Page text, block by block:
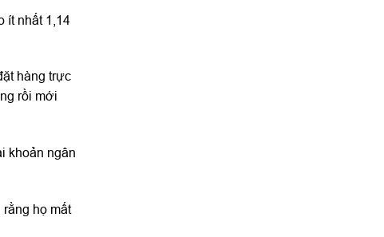
ít nhất 1,14
hàng trực
rồi mới
khoản ngân
họ mất